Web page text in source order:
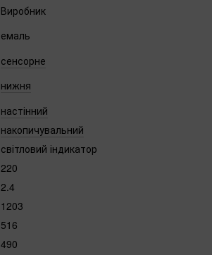
Виробник
емаль
сенсорне
нижня
настінний
накопичувальний
світловий індикатор
220
2.4
1203
516
490